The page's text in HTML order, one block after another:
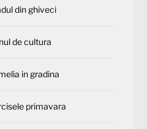
din ghiveci
de cultura
in gradina
primavara